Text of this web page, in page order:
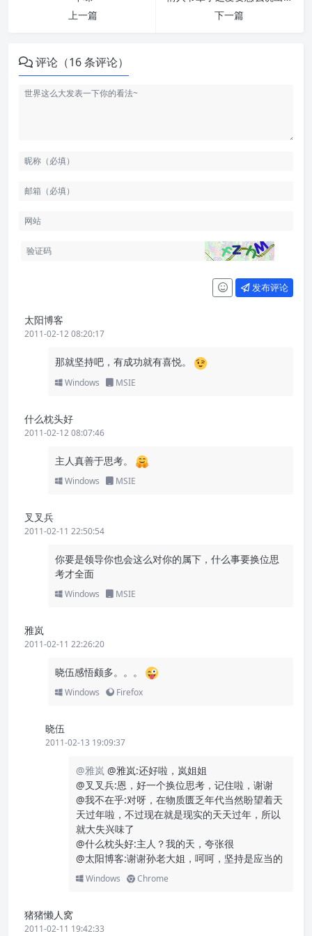
上一篇
下一篇
评论（16 条评论）
发布评论
太阳博客
2011-02-12 08:20:17
那就坚持吧，有成功就有喜悦。
Windows MSIE
什么枕头好
2011-02-12 08:07:46
主人真善于思考。
Windows MSIE
叉叉兵
2011-02-11 22:50:54
你要是领导你也会这么对你的属下，什么事要换位思
考才全面
Windows MSIE
雅岚
2011-02-11 22:26:20
晓伍感悟颇多。。。
Windows Firefox
晓伍
2011-02-13 19:09:37
@雅岚 @雅岚:还好啦，岚姐姐
@叉叉兵:恩，好一个换位思考，记住啦，谢谢
@我不在乎:对呀，在物质匮乏年代当然盼望着天
天过年啦，不过现在就是现实的天天过年，所以
就大失兴味了
@什么枕头好:主人？我的天，夸张很
@太阳博客:谢谢孙老大姐，呵呵，坚持是应当的
Windows Chrome
猪猪懒人窝
2011-02-11 19:42:33